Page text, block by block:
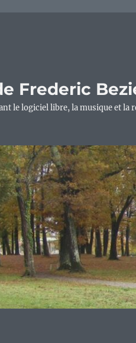
Frederic
le logiciel libre, la musique et